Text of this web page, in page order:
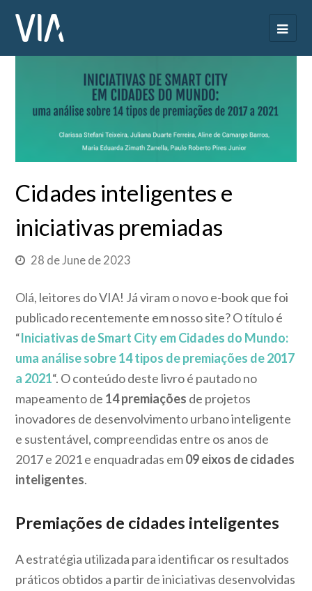
Cidades inteligentes e
iniciativas premiadas
28 de June de 2023
Olá, leitores do VIA! Já viram o novo e-book que foi
publicado recentemente em nosso site? O título é
“Iniciativas de Smart City em Cidades do Mundo:
uma análise sobre 14 tipos de premiações de 2017
a 2021“. O conteúdo deste livro é pautado no
mapeamento de 14 premiações de projetos
inovadores de desenvolvimento urbano inteligente
e sustentável, compreendidas entre os anos de
2017 e 2021 e enquadradas em09 eixos de cidades
inteligentes.
Premiações de cidades inteligentes
A estratégia utilizada para identificar os resultados
práticos obtidos a partir de iniciativas desenvolvidas